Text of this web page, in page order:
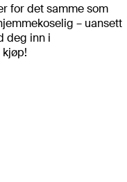
for det samme som
– uansett
deg inn i